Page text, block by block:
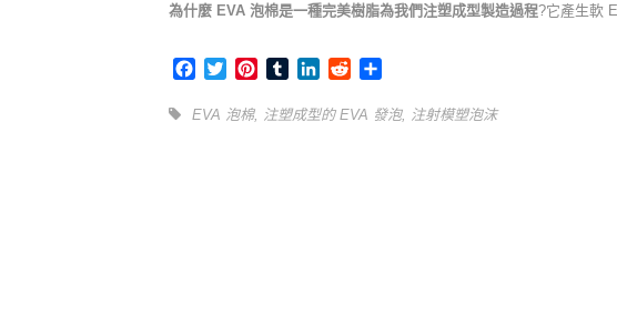
為什麼 EVA 泡棉是一種完美樹脂為我們注塑成型製造過程?它產生軟
Facebook
TwitterPinterestTumblrLinkedInReddit
EVA 泡棉, 注塑成型的 EVA 發泡, 注射模塑泡沫